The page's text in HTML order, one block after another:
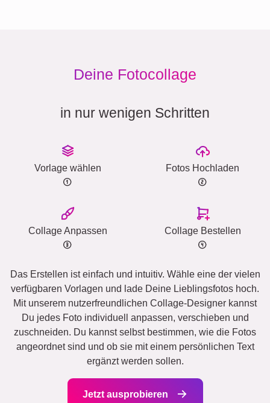
Deine Fotocollage
in nur wenigen Schritten
Vorlage wählen Fotos Hochladen
Collage Anpassen Collage Bestellen
Das Erstellen ist einfach und intuitiv. Wähle eine der vielen
verfügbaren Vorlagen und lade Deine Lieblingsfotos hoch.
Mit unserem nutzerfreundlichen Collage-Designer kannst
Du jedes Foto individuell anpassen, verschieben und
zuschneiden. Du kannst selbst bestimmen, wie die Fotos
angeordnet sind und ob sie mit einem persönlichen Text
ergänzt werden sollen.
Jetzt ausprobieren